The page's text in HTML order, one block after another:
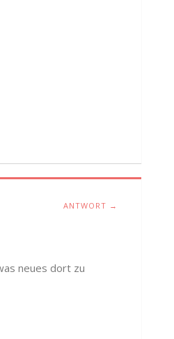
ANTWORT →
neues dort zu